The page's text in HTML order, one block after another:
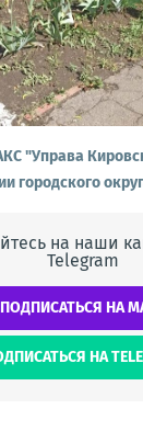
"Управа
городского
на наши
Telegram
ПОДПИСАТЬСЯ НА
НА